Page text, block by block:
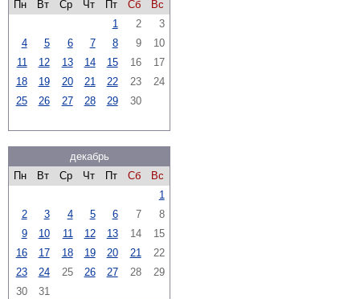
Пн
Вт Ср Чт Пт Сб
Вс
1
2
3
4
5 6 7 8 9
10
11
12 13 14 15 16
17
18
19 20 21 22 23
24
25
26 27 28 29 30
декабрь
Пн
Вт Ср Чт Пт Сб
Вс
1
2
3 4 5 6 7
8
9
10 11 12 13 14
15
16
17 18 19 20 21
22
23
24 25 26 27 28
29
30
31